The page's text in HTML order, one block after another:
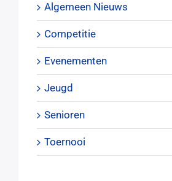
Algemeen Nieuws
Competitie
Evenementen
Jeugd
Senioren
Toernooi